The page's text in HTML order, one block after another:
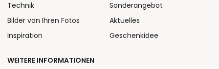
Technik
Bilder von Ihren Fotos
Inspiration
Sonderangebot
Aktuelles
Geschenkidee
WEITERE INFORMATIONEN